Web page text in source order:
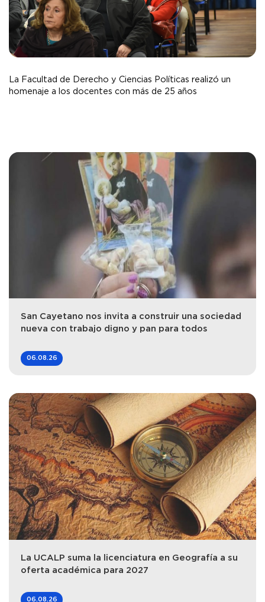
La Facultad de Derecho y Ciencias Políticas realizó un
homenaje a los docentes con más de 25 años
San Cayetano nos invita a construir una sociedad
nueva con trabajo digno y pan para todos
06.08.26
La UCALP suma la licenciatura en Geografía a su
oferta académica para 2027
06.08.26